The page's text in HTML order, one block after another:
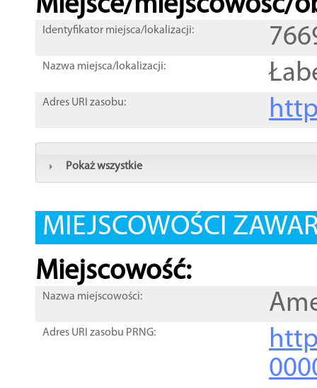
Miejsce/miejscowość/
Identyfikator miejsca/lokalizacji:
Nazwa miejsca/lokalizacji:
Adres URI zasobu:
Pokaż wszystkie
MIEJSCOWOŚCI
Miejscowość:
Nazwa miejscowości:
Adres URI zasobu PRNG: